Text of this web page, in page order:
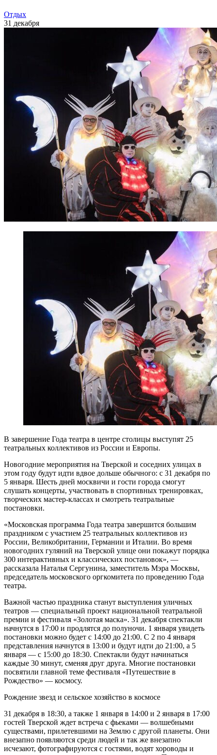
Отдых
31 декабря
В завершение Года театра в центре столицы выступят 25
театральных коллективов из России и Европы.
Новогодние мероприятия на Тверской и соседних улицах в
этом году будут идти вдвое дольше обычного: с 31 декабря по
5 января. Шесть дней москвичи и гости города смогут
слушать концерты, участвовать в спортивных тренировках,
творческих мастер-классах и смотреть театральные
постановки.
«Московская программа Года театра завершится большим
праздником с участием 25 театральных коллективов из
России, Великобритании, Германии и Италии. Во время
новогодних гуляний на Тверской улице они покажут порядка
300 интерактивных и классических постановок», —
рассказала Наталья Сергунина, заместитель Мэра Москвы,
председатель московского оргкомитета по проведению Года
театра.
Важной частью праздника станут выступления уличных
театров — специальный проект национальной театральной
премии и фестиваля «Золотая маска». 31 декабря спектакли
начнутся в 17:00 и продлятся до полуночи. 1 января увидеть
постановки можно будет с 14:00 до 21:00. С 2 по 4 января
представления начнутся в 13:00 и будут идти до 21:00, а 5
января — с 15:00 до 18:30. Спектакли будут начинаться
каждые 30 минут, сменяя друг друга. Многие постановки
посвятили главной теме фестиваля «Путешествие в
Рождество» — космосу.
Рождение звезд и сельское хозяйство в космосе
31 декабря в 18:30, а также 1 января в 14:00 и 2 января в 17:00
гостей Тверской ждет встреча с фьеками — волшебными
существами, прилетевшими на Землю с другой планеты. Они
внезапно появляются среди людей и так же внезапно
исчезают, фотографируются с гостями, водят хороводы и